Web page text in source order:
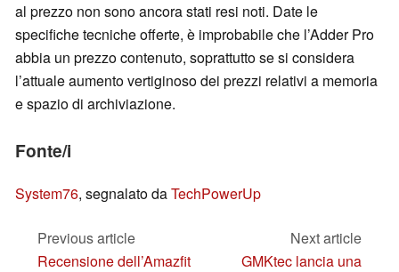
al prezzo non sono ancora stati resi noti. Date le
specifiche tecniche offerte, è improbabile che l’Adder Pro
abbia un prezzo contenuto, soprattutto se si considera
l’attuale aumento vertiginoso dei prezzi relativi a memoria
e spazio di archiviazione.
Fonte/i
System76, segnalato daTechPowerUp
Previous article
Recensione dell’Amazfit
Next article
GMKtec lancia una